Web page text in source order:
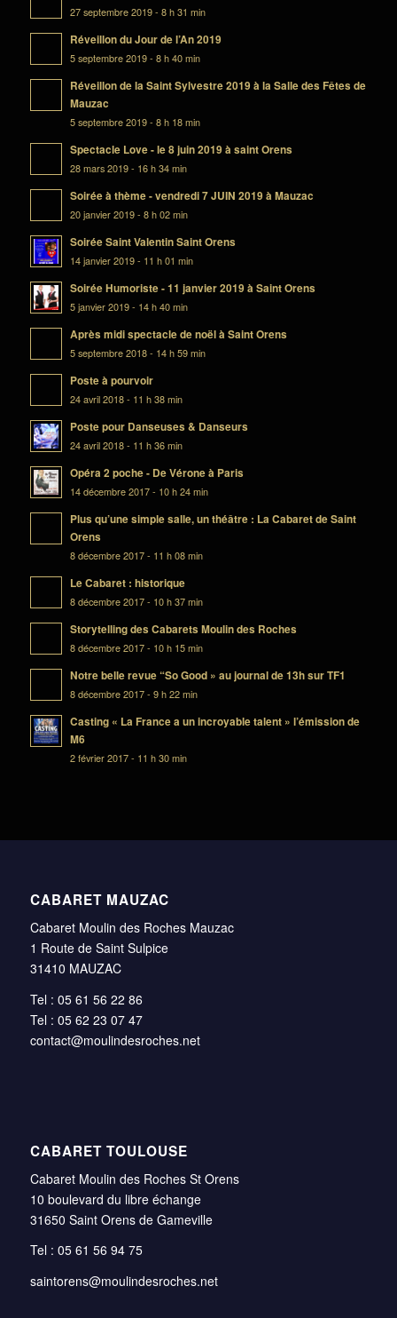
27 septembre 2019 - 8 h 31 min
Réveillon du Jour de l’An 2019
5 septembre 2019 - 8 h 40 min
Réveillon de la Saint Sylvestre 2019 à la Salle des Fêtes de
Mauzac
5 septembre 2019 - 8 h 18 min
Spectacle Love - le 8 juin 2019 à saint Orens
28 mars 2019 - 16 h 34 min
Soirée à thème - vendredi 7 JUIN 2019 à Mauzac
20 janvier 2019 - 8 h 02 min
Soirée Saint Valentin Saint Orens
14 janvier 2019 - 11 h 01 min
Soirée Humoriste - 11 janvier 2019 à Saint Orens
5 janvier 2019 - 14 h 40 min
Après midi spectacle de noël à Saint Orens
5 septembre 2018 - 14 h 59 min
Poste à pourvoir
24 avril 2018 - 11 h 38 min
Poste pour Danseuses & Danseurs
24 avril 2018 - 11 h 36 min
Opéra 2 poche - De Vérone à Paris
14 décembre 2017 - 10 h 24 min
Plus qu’une simple salle, un théâtre : La Cabaret de Saint
Orens
8 décembre 2017 - 11 h 08 min
Le Cabaret : historique
8 décembre 2017 - 10 h 37 min
Storytelling des Cabarets Moulin des Roches
8 décembre 2017 - 10 h 15 min
Notre belle revue “So Good » au journal de 13h sur TF1
8 décembre 2017 - 9 h 22 min
Casting « La France a un incroyable talent » l’émission de
M6
2 février 2017 - 11 h 30 min
CABARET MAUZAC
Cabaret Moulin des Roches Mauzac
1 Route de Saint Sulpice
31410 MAUZAC
Tel : 05 61 56 22 86
Tel : 05 62 23 07 47
contact@moulindesroches.net
CABARET TOULOUSE
Cabaret Moulin des Roches St Orens
10 boulevard du libre échange
31650 Saint Orens de Gameville
Tel : 05 61 56 94 75
saintorens@moulindesroches.net